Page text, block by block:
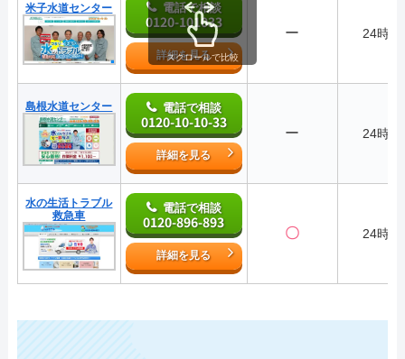
米子水道センター 電話で相談
0120-101033
詳細を見る
ー 24時間
島根水道センター 電話で相談
0120-10-10-33
詳細を見る
ー 24時間
水の生活トラブル
救急車
電話で相談
0120-896-893
詳細を見る
〇 24時間
スクロールで比較